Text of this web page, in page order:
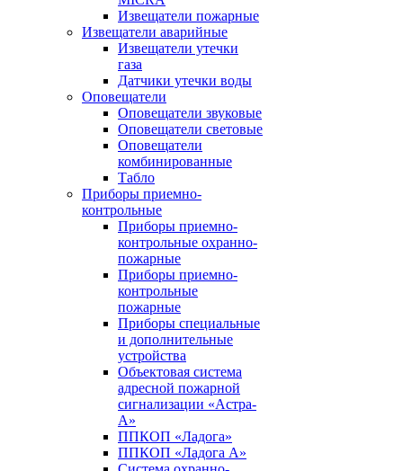
Извещатели пожарные
Извещатели аварийные
Извещатели утечки
газа
Датчики утечки воды
Оповещатели
Оповещатели звуковые
Оповещатели световые
Оповещатели
комбинированные
Табло
Приборы приемно-
контрольные
Приборы приемно-
контрольные охранно-
пожарные
Приборы приемно-
контрольные
пожарные
Приборы специальные
и дополнительные
устройства
Объектовая система
адресной пожарной
сигнализации «Астра-
А»
ППКОП «Ладога»
ППКОП «Ладога А»